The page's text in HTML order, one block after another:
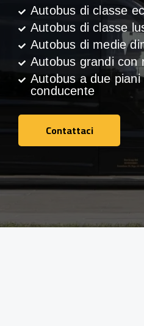
Autobus di classe
Autobus di classe
Autobus di medie
Autobus grandi con
Autobus a due
conducente
Contattaci
Contattaci